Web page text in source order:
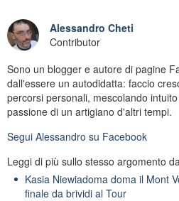
Alessandro Cheti
Contributor
Sono un blogger e autore di pagine
dall'essere un autodidatta: faccio
percorsi personali, mescolando
passione di un artigiano d'altri tempi.
Segui Alessandro su Facebook
Leggi di più sullo stesso argomento
Kasia Niewiadoma doma il Mont
finale da brividi al Tour